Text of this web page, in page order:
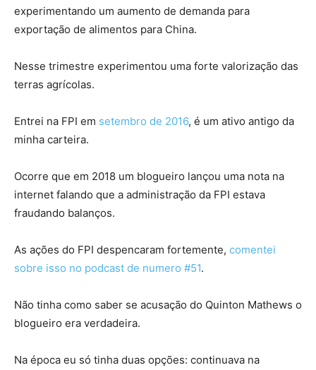
experimentando um aumento de demanda para
exportação de alimentos para China.
Nesse trimestre experimentou uma forte valorização das
terras agrícolas.
Entrei na FPI em setembro de 2016, é um ativo antigo da
minha carteira.
Ocorre que em 2018 um blogueiro lançou uma nota na
internet falando que a administração da FPI estava
fraudando balanços.
As ações do FPI despencaram fortemente, comentei
sobre isso no podcast de numero #51.
Não tinha como saber se acusação do Quinton Mathews o
blogueiro era verdadeira.
Na época eu só tinha duas opções: continuava na